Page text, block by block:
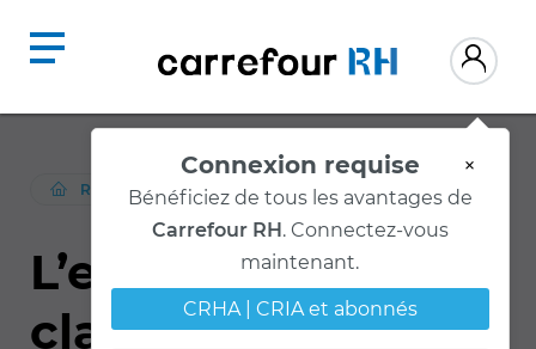
Connexion requise
Bénéficiez de tous les avantages de
Carrefour RH . Connectez-vous
maintenant.
CRHA | CRIA et abonnés
RESSOURCES / RELATIONS-TRAVAIL
L’enregistrement
clandestin des